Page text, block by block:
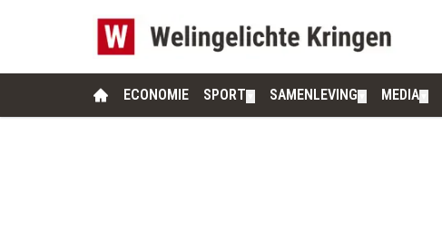
ECONOMIE SPORT SAMENLEVING MEDIA